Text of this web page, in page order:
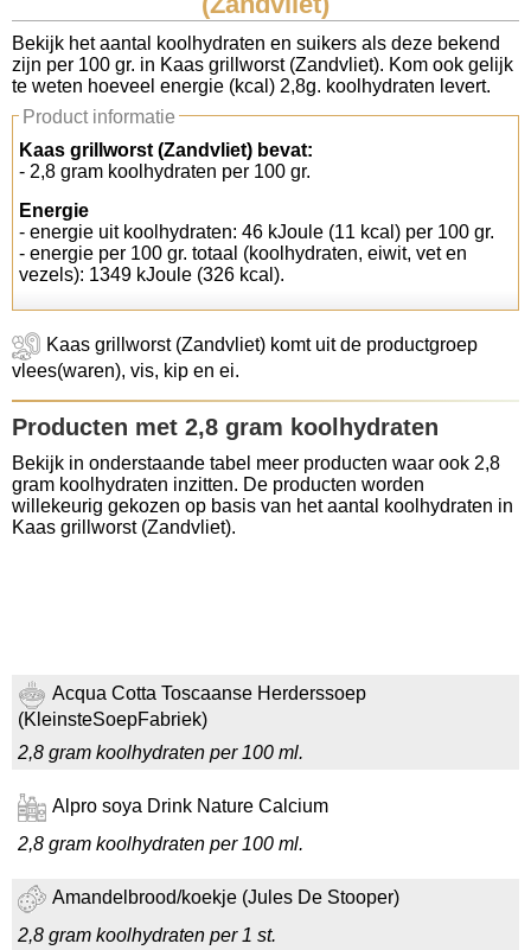
Koolhydraten tellen
Links
Bekijk het aantal koolhydraten en suikers als deze bekend
zijn per 100 gr. in Kaas grillworst (Zandvliet). Kom ook gelijk
te weten hoeveel energie (kcal) 2,8g. koolhydraten levert.
Product informatie
Kaas grillworst (Zandvliet) bevat:
- 2,8 gram koolhydraten per 100 gr.
Energie
- energie uit koolhydraten: 46 kJoule (11 kcal) per 100 gr.
- energie per 100 gr. totaal (koolhydraten, eiwit, vet en
vezels): 1349 kJoule (326 kcal).
Kaas grillworst (Zandvliet) komt uit de productgroep
vlees(waren), vis, kip en ei.
Producten met 2,8 gram koolhydraten
Bekijk in onderstaande tabel meer producten waar ook 2,8
gram koolhydraten inzitten. De producten worden
willekeurig gekozen op basis van het aantal koolhydraten in
Kaas grillworst (Zandvliet).
Acqua Cotta Toscaanse Herderssoep
(KleinsteSoepFabriek)
2,8 gram koolhydraten per 100 ml.
Alpro soya Drink Nature Calcium
2,8 gram koolhydraten per 100 ml.
Amandelbrood/koekje (Jules De Stooper)
2,8 gram koolhydraten per 1 st.